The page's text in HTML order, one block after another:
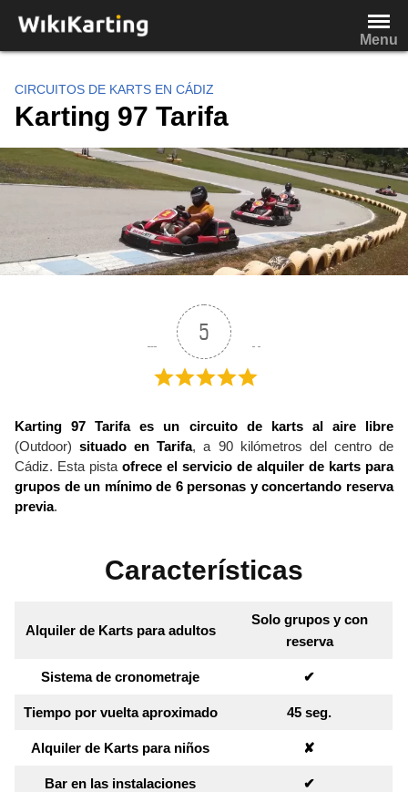
contenido
Menu
CIRCUITOS DE KARTS EN CÁDIZ
Karting 97 Tarifa
5
Karting 97 Tarifa es un circuito de karts al aire libre
(Outdoor) situado en Tarifa, a 90 kilómetros del centro de
Cádiz. Esta pista ofrece el servicio de alquiler de karts para
grupos de un mínimo de 6 personas y concertando reserva
previa.
Características
Alquiler de Karts para adultos
Solo grupos y con
reserva
Sistema de cronometraje ✔︎
Tiempo por vuelta aproximado 45 seg.
Alquiler de Karts para niños ✘︎
Bar en las instalaciones ✔︎